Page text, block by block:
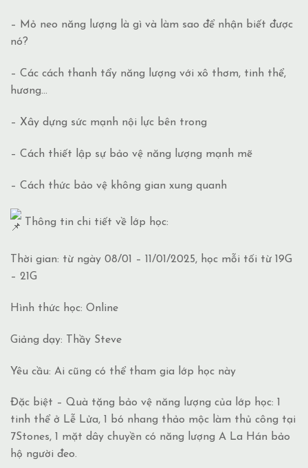
– Mỏ neo năng lượng là gì và làm sao để nhận biết được
nó?
– Các cách thanh tẩy năng lượng với xô thơm, tinh thể,
hương…
– Xây dựng sức mạnh nội lực bên trong
– Cách thiết lập sự bảo vệ năng lượng mạnh mẽ
– Cách thức bảo vệ không gian xung quanh
Thông tin chi tiết về lớp học:
Thời gian: từ ngày 08/01 – 11/01/2025, học mỗi tối từ 19G
– 21G
Hình thức học: Online
Giảng dạy: Thầy Steve
Yêu cầu: Ai cũng có thể tham gia lớp học này
Đặc biệt – Quà tặng bảo vệ năng lượng của lớp học: 1
tinh thể ở Lễ Lửa, 1 bó nhang thảo mộc làm thủ công tại
7Stones, 1 mặt dây chuyền có năng lượng A La Hán bảo
hộ người đeo.